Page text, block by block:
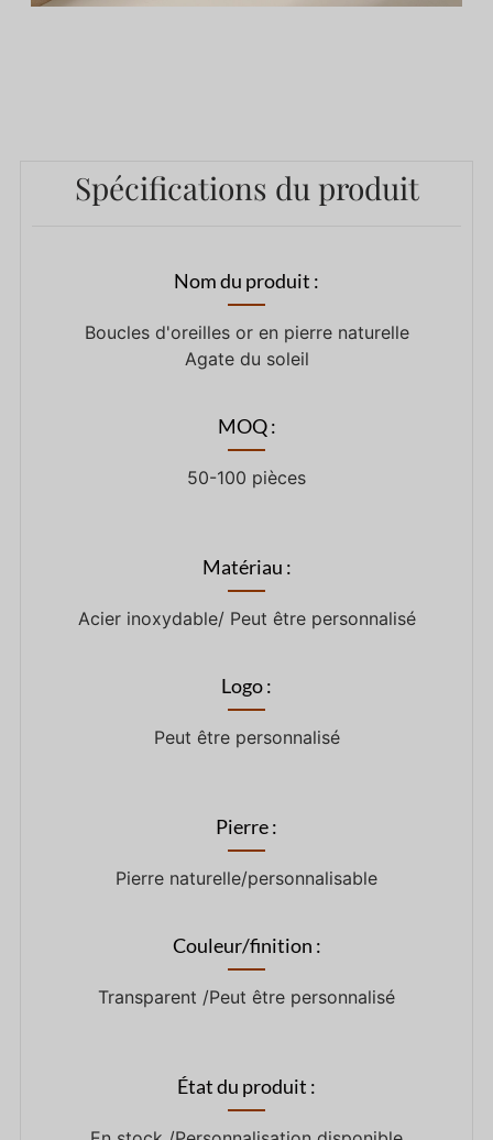
Spécifications du produit
Nom du produit :
Boucles d'oreilles or en pierre naturelle
Agate du soleil
MOQ :
50-100 pièces
Matériau :
Acier inoxydable/ Peut être personnalisé
Logo :
Peut être personnalisé
Pierre :
Pierre naturelle/personnalisable
Couleur/finition :
Transparent /Peut être personnalisé
État du produit :